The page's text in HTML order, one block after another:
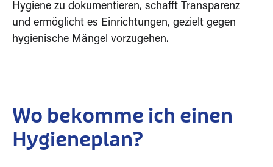
Hygiene zu dokumentieren, schafft Transparenz
und ermöglicht es Einrichtungen, gezielt gegen
hygienische Mängel vorzugehen.
Wo bekomme ich einen
Hygieneplan?